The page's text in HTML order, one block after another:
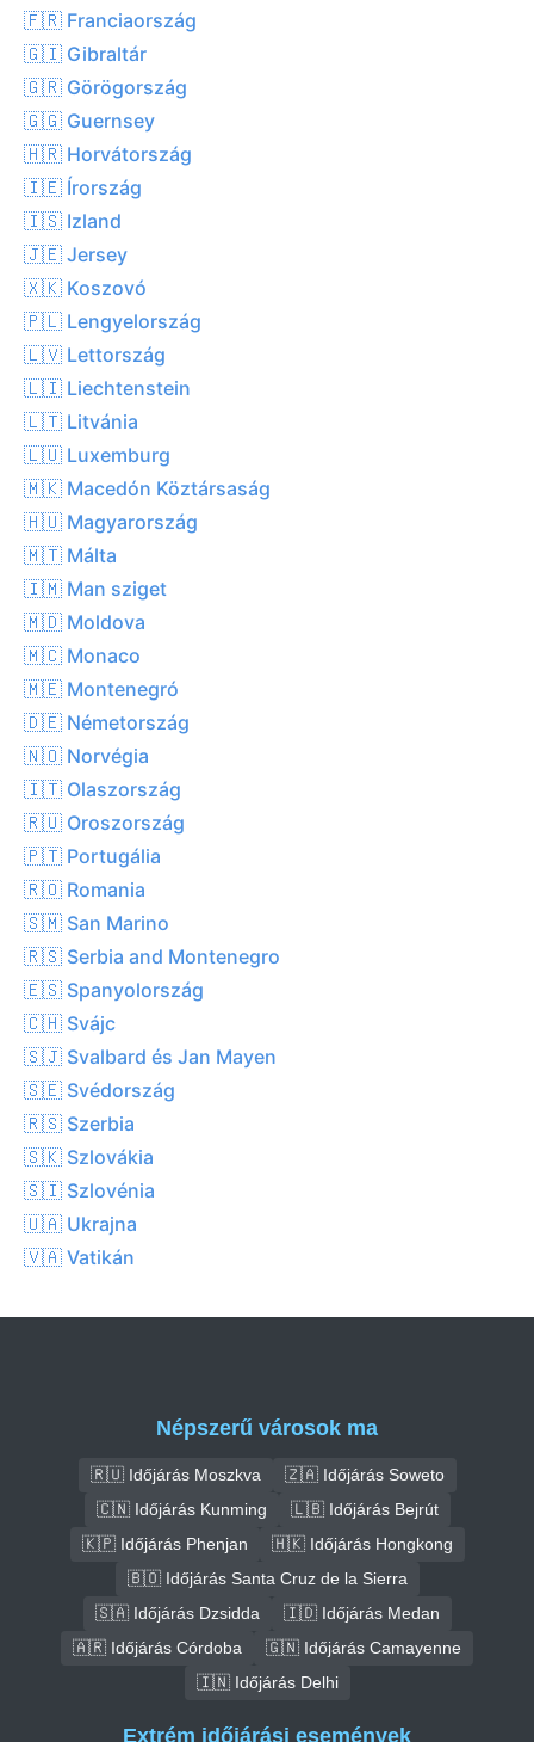
🇫🇷 Franciaország
🇬🇮 Gibraltár
🇬🇷 Görögország
🇬🇬 Guernsey
🇭🇷 Horvátország
🇮🇪 Írország
🇮🇸 Izland
🇯🇪 Jersey
🇽🇰 Koszovó
🇵🇱 Lengyelország
🇱🇻 Lettország
🇱🇮 Liechtenstein
🇱🇹 Litvánia
🇱🇺 Luxemburg
🇲🇰 Macedón Köztársaság
🇭🇺 Magyarország
🇲🇹 Málta
🇮🇲 Man sziget
🇲🇩 Moldova
🇲🇨 Monaco
🇲🇪 Montenegró
🇩🇪 Németország
🇳🇴 Norvégia
🇮🇹 Olaszország
🇷🇺 Oroszország
🇵🇹 Portugália
🇷🇴 Romania
🇸🇲 San Marino
🇷🇸 Serbia and Montenegro
🇪🇸 Spanyolország
🇨🇭 Svájc
🇸🇯 Svalbard és Jan Mayen
🇸🇪 Svédország
🇷🇸 Szerbia
🇸🇰 Szlovákia
🇸🇮 Szlovénia
🇺🇦 Ukrajna
🇻🇦 Vatikán
Népszerű városok ma
🇷🇺 Időjárás Moszkva
🇿🇦 Időjárás Soweto
🇨🇳 Időjárás Kunming
🇱🇧 Időjárás Bejrút
🇰🇵 Időjárás Phenjan
🇭🇰 Időjárás Hongkong
🇧🇴 Időjárás Santa Cruz de la Sierra
🇸🇦 Időjárás Dzsidda
🇮🇩 Időjárás Medan
🇦🇷 Időjárás Córdoba
🇬🇳 Időjárás Camayenne
🇮🇳 Időjárás Delhi
Extrém időjárási események